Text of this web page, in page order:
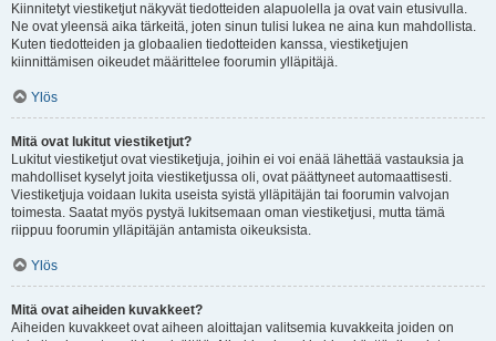
Kiinnitetyt viestiketjut näkyvät tiedotteiden alapuolella ja ovat vain etusivulla.
Ne ovat yleensä aika tärkeitä, joten sinun tulisi lukea ne aina kun mahdollista.
Kuten tiedotteiden ja globaalien tiedotteiden kanssa, viestiketjujen
kiinnittämisen oikeudet määrittelee foorumin ylläpitäjä.
Ylös
Mitä ovat lukitut viestiketjut?
Lukitut viestiketjut ovat viestiketjuja, joihin ei voi enää lähettää vastauksia ja
mahdolliset kyselyt joita viestiketjussa oli, ovat päättyneet automaattisesti.
Viestiketjuja voidaan lukita useista syistä ylläpitäjän tai foorumin valvojan
toimesta. Saatat myös pystyä lukitsemaan oman viestiketjusi, mutta tämä
riippuu foorumin ylläpitäjän antamista oikeuksista.
Ylös
Mitä ovat aiheiden kuvakkeet?
Aiheiden kuvakkeet ovat aiheen aloittajan valitsemia kuvakkeita joiden on